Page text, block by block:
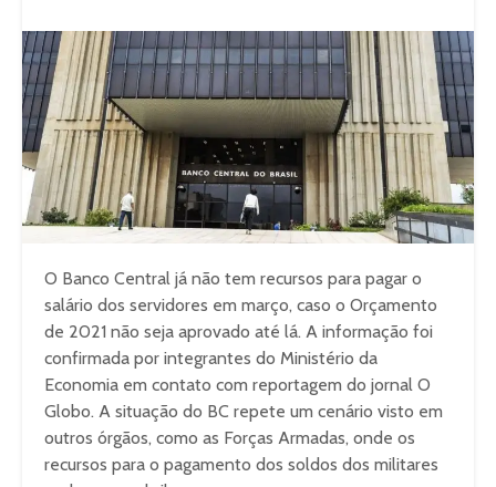
O Banco Central já não tem recursos para pagar o
salário dos servidores em março, caso o Orçamento
de 2021 não seja aprovado até lá. A informação foi
confirmada por integrantes do Ministério da
Economia em contato com reportagem do jornal O
Globo. A situação do BC repete um cenário visto em
outros órgãos, como as Forças Armadas, onde os
recursos para o pagamento dos soldos dos militares